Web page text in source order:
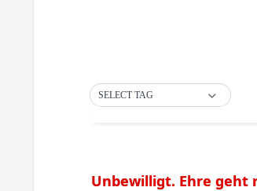
SELECT TAG
Unbewilligt. Ehre geht